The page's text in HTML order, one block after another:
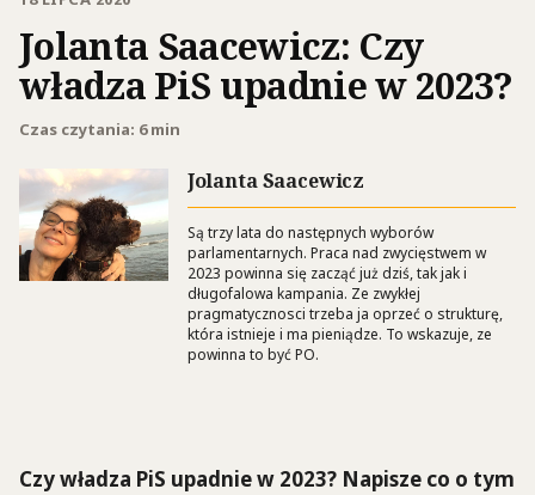
Jolanta Saacewicz: Czy
władza PiS upadnie w 2023?
Czas czytania: 6 min
Jolanta Saacewicz
Są trzy lata do następnych wyborów
parlamentarnych. Praca nad zwycięstwem w
2023 powinna się zacząć już dziś, tak jak i
długofalowa kampania. Ze zwykłej
pragmatycznosci trzeba ja oprzeć o strukturę,
która istnieje i ma pieniądze. To wskazuje, ze
powinna to być PO.
Czywładza PiS upadnie w 2023? Napisze co o tym